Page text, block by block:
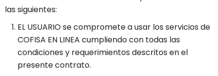
las siguientes:
EL USUARIO se compromete a usar los servicios de
COFISA EN LINEA cumpliendo con todas las
condiciones y requerimientos descritos en el
presente contrato.